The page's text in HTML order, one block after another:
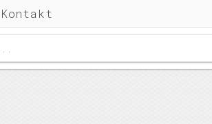
Kontakt